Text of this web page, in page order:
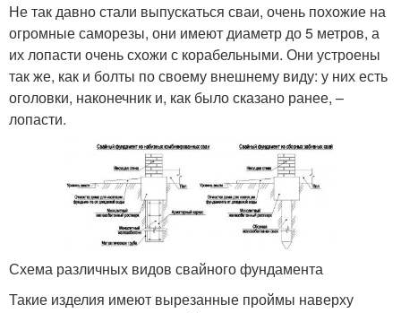
Не так давно стали выпускаться сваи, очень похожие на
огромные саморезы, они имеют диаметр до 5 метров, а
их лопасти очень схожи с корабельными. Они устроены
так же, как и болты по своему внешнему виду: у них есть
оголовки, наконечник и, как было сказано ранее, –
лопасти.
Схема различных видов свайного фундамента
Такие изделия имеют вырезанные проймы наверху